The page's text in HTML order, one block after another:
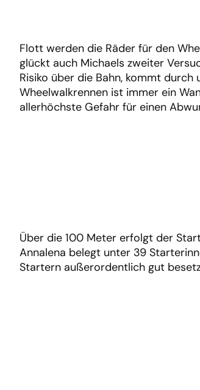
Flott werden die Räder für den
glückt auch Michaels zweiter
Risiko über die Bahn, kommt
Wheelwalkrennen ist immer ein
allerhöchste Gefahr für einen
Über die 100 Meter erfolgt der
Annalena belegt unter 39
Startern außerordentlich gut